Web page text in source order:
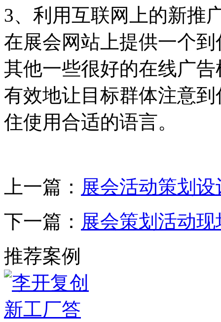
3、利用互联网上的新推
在展会网站上提供一个
其他一些很好的在线广
有效地让目标群体注意
住使用合适的语言。
上一篇： 展会活动策划
下一篇： 展会策划活动
推荐案例